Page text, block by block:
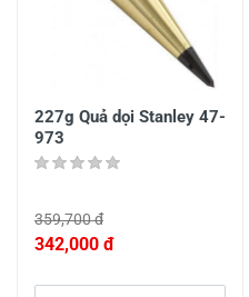
227g Quả dọi Stanley 47-
973
359,700 đ
342,000 đ